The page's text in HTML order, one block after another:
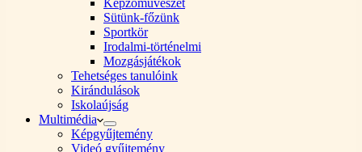
Képzőművészet
Sütünk-főzünk
Sportkör
Irodalmi-történelmi
Mozgásjátékok
Tehetséges tanulóink
Kirándulások
Iskolaújság
Multimédia
Képgyűjtemény
Videó gyűjtemény